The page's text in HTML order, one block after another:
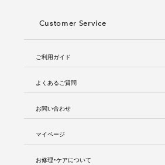
Customer Service
ご利用ガイド
よくあるご質問
お問い合わせ
マイページ
お修理・ケアについて